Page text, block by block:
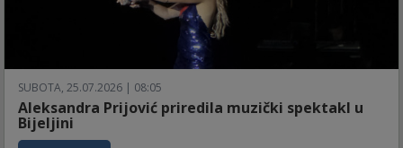
SUBOTA, 25.07.2026 | 08:05
Aleksandra Prijović priredila muzički spektakl u
Bijeljini